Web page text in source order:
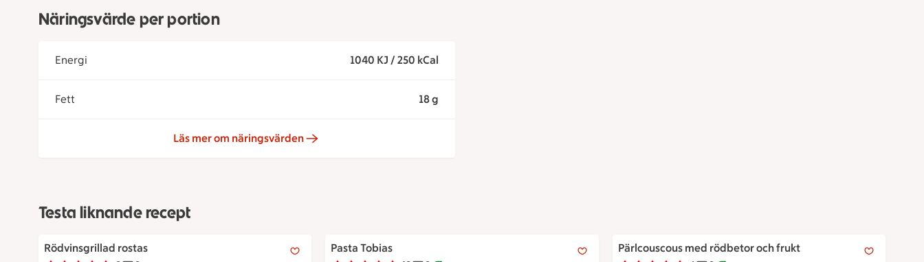
Näringsvärde per portion
Energi 1040 KJ / 250 kCal
Fett 18 g
Läs mer om näringsvärden
Testa liknande recept
Rödvinsgrillad rostas
Rödvinsgrillad rostas
Pasta Tobias
Pasta Tobias
Pärlcouscous med rödbetor och frukt
Pärlcouscous med rödbetor och frukt